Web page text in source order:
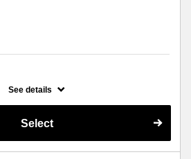
ルなデザインの施術になります。
パーマ、スパイラルパーマ、
施術時間、料金が前後する場合がございま
See details
Select